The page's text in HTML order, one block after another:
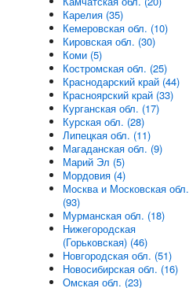
Карелия (35)
Кемеровская обл. (10)
Кировская обл. (30)
Коми (5)
Костромская обл. (25)
Краснодарский край (44)
Красноярский край (33)
Курганская обл. (17)
Курская обл. (28)
Липецкая обл. (11)
Магаданская обл. (9)
Марий Эл (5)
Мордовия (4)
Москва и Московская обл.
(93)
Мурманская обл. (18)
Нижегородская
(Горьковская) (46)
Новгородская обл. (51)
Новосибирская обл. (16)
Омская обл. (23)